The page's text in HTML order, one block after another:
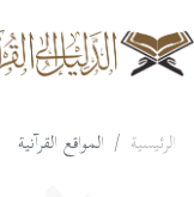
الرئيسية المواقع القرآنية